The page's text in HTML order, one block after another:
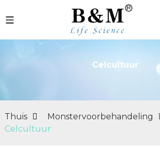
Celcultuur
Thuis
Monstervoorbehandeling
Celcultuur